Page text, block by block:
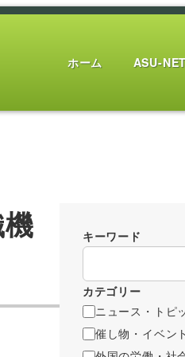
ホーム ASU-
キーワード
カテゴリー
ニュース・トピ
催し物・イベン